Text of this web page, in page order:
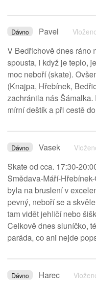
Dávno Pavel
V Bedřichově dnes ráno
spousta, i když je teplo,
moc neboří (skate).
(Knajpa, Hřebínek,
zachránila nás
mírní deštík a při cestě
Dávno Vasek
Skate od cca. 17:30-
Smědava-Máří-
byla na bruslení v
pevný, neboří se a
tam vidět jehličí nebo
Celkově dnes sluníčko,
paráda, co ani nejde
Dávno Harec